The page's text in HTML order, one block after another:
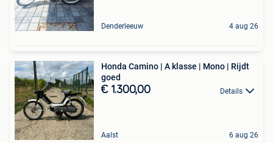
Denderleeuw 4 aug 26
Honda Camino | A klasse | Mono | Rijdt
goed
€ 1.300,00 Details
Aalst 6 aug 26